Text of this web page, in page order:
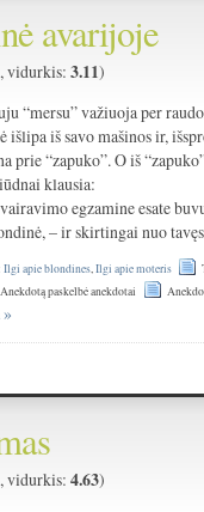
avarijoje
vidurkis:3.11)
“mersu” važiuoja per
išlipa iš savo mašinos ir,
prie “zapuko”. O iš
klausia:
egzamine esate
– ir skirtingai nuo
Ilgi apie blondines,Ilgi apie moteris
Anekdotą paskelbė anekdotai
vidurkis:4.63)